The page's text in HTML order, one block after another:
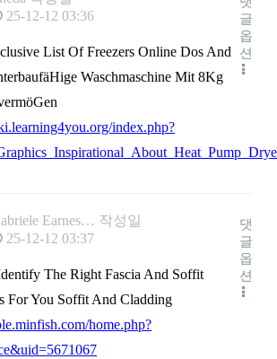
25-12-12 03:36
List Of Freezers Online Dos And
Waschmaschine Mit 8Kg
index.php?
글
옵
션
Earnes… 작성일
25-12-12 03:37
The Right Fascia And Soffit
For You Soffit And Cladding
home.php?
댓
글
옵
션